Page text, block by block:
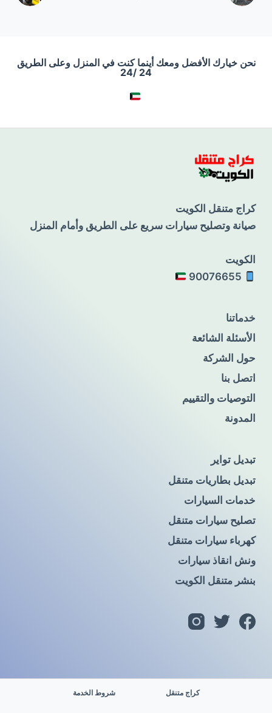
نحن خيارك الأفضل ومعك أينما كنت في المنزل وعلى الطريق
24 /24
كراج متنقل الكويت
صيانة وتصليح سيارات سريع على الطريق وأمام المنزل
الكويت
خدماتنا
الأسئلة الشائعة
حول الشركة
اتصل بنا
التوصيات والتقييم
المدونة
تبديل تواير
تبديل بطاريات متنقل
خدمات السيارات
تصليح سيارات متنقل
كهرباء سيارات متنقل
ونش انقاذ سيارات
بنشر متنقل الكويت
كراج متنقل شروط الخدمة